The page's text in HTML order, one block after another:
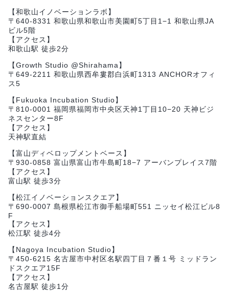
【和歌山イノベーションラボ】
〒640-8331 和歌山県和歌山市美園町5丁目1−1 和歌山県JA
ビル5階
【アクセス】
和歌山駅 徒歩2分
【Growth Studio @Shirahama】
〒649-2211 和歌山県西牟婁郡白浜町1313 ANCHORオフィ
ス5
【Fukuoka Incubation Studio】
〒810-0001 福岡県福岡市中央区天神1丁目10−20 天神ビジ
ネスセンター8F
【アクセス】
天神駅直結
【富山ディベロップメントベース】
〒930-0858 富山県富山市牛島町18−7 アーバンプレイス7階
【アクセス】
富山駅 徒歩3分
【松江イノベーションスクエア】
〒690-0007 島根県松江市御手船場町551 ニッセイ松江ビル8
F
【アクセス】
松江駅 徒歩4分
【Nagoya Incubation Studio】
〒450-6215 名古屋市中村区名駅四丁目７番１号 ミッドラン
ドスクエア15F
【アクセス】
名古屋駅 徒歩1分